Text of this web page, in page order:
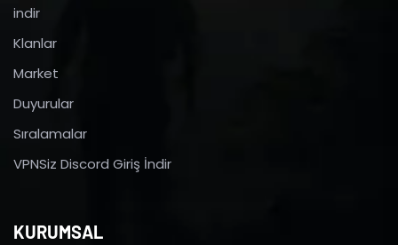
indir
Klanlar
Market
Duyurular
Sıralamalar
VPNSiz Discord Giriş İndir
KURUMSAL